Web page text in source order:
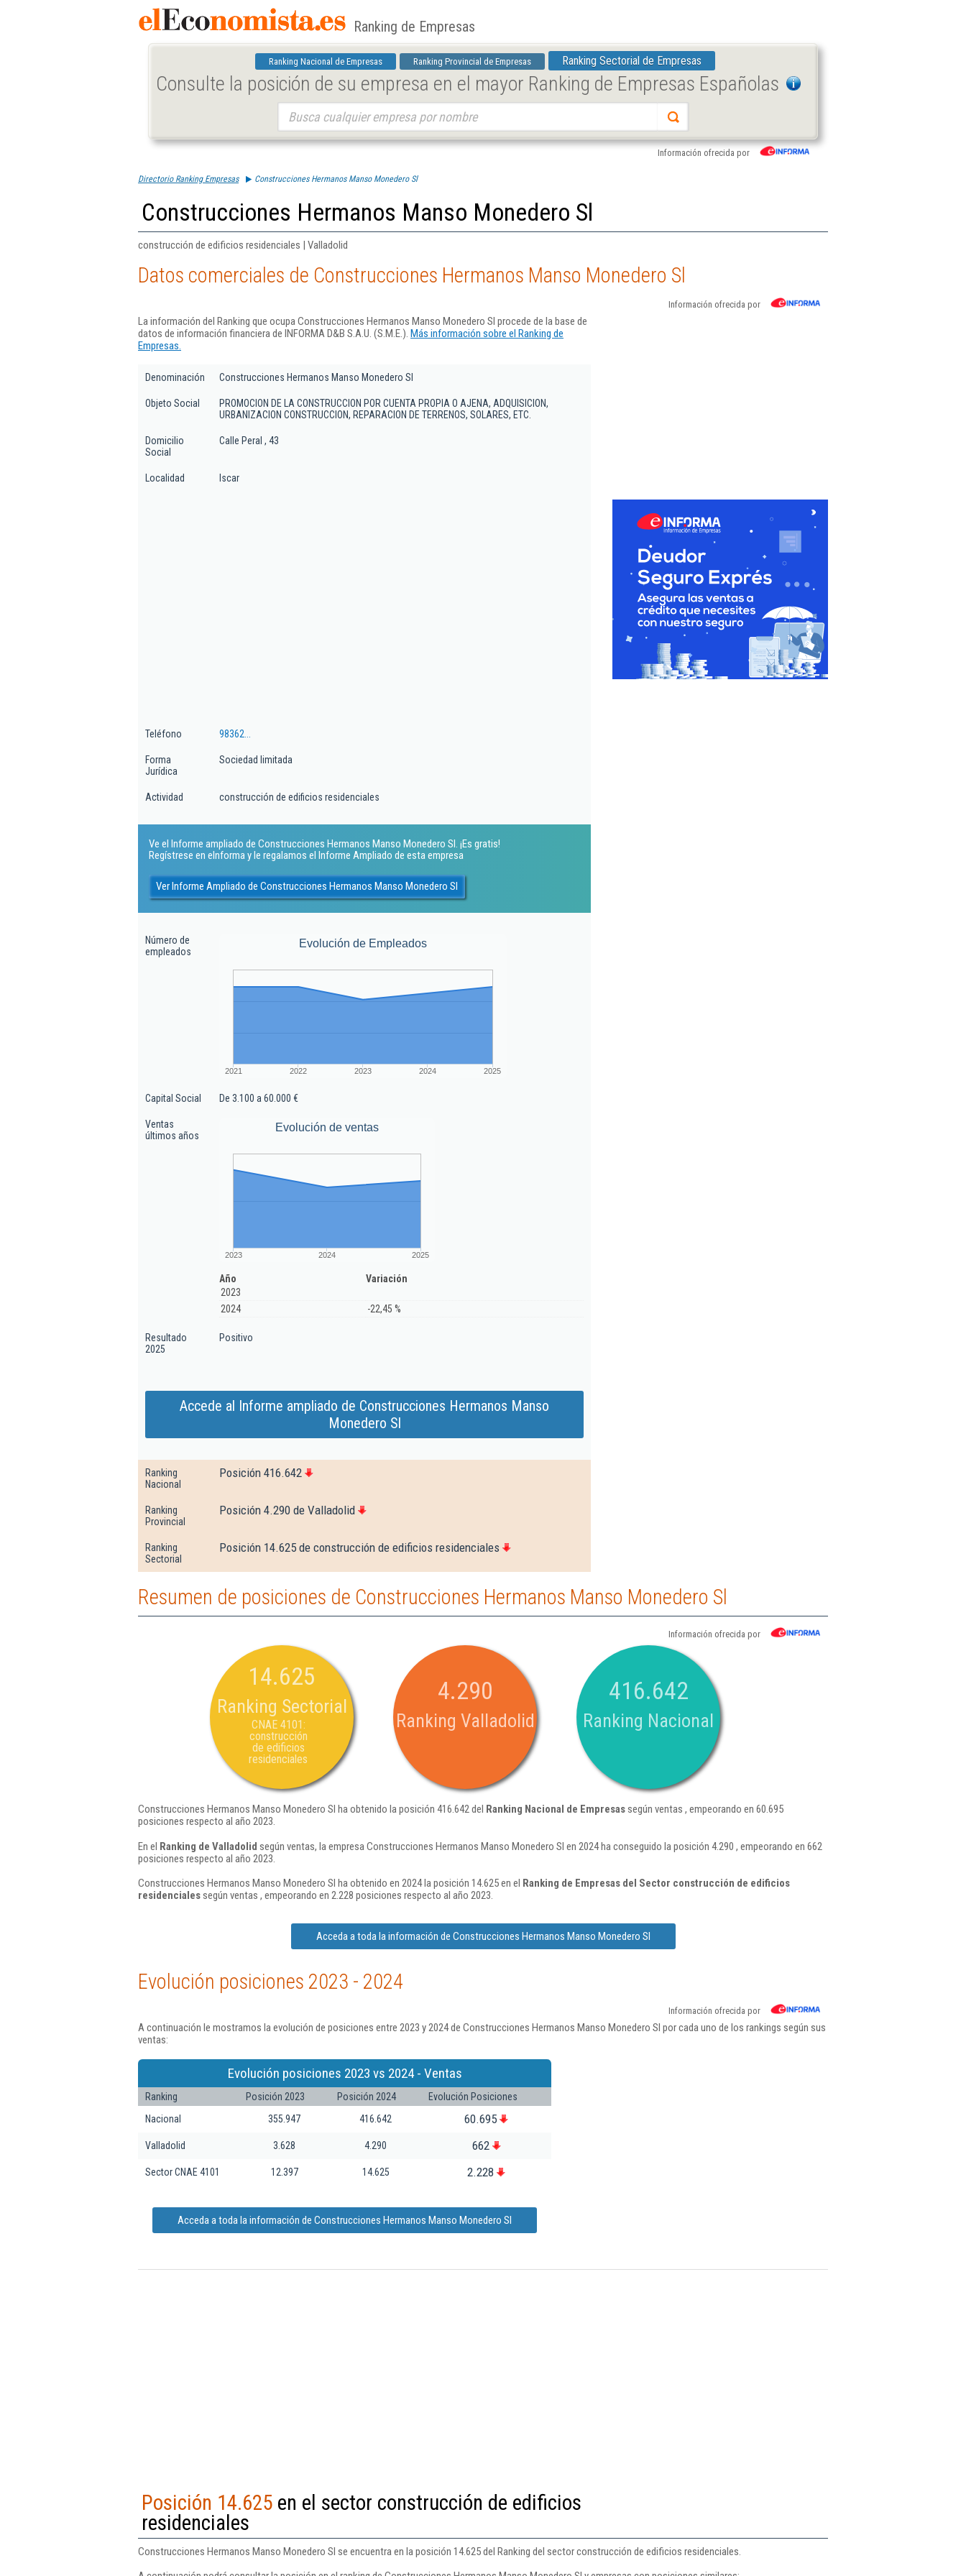
Ranking de Empresas
Ranking Nacional de Empresas Ranking Provincial de Empresas Ranking Sectorial de Empresas
Consulte la posición de su empresa en el mayor Ranking de Empresas Españolas
Información ofrecida por
Directorio Ranking Empresas Construcciones Hermanos Manso Monedero Sl
Construcciones Hermanos Manso Monedero Sl
construcción de edificios residenciales | Valladolid
Datos comerciales de Construcciones Hermanos Manso Monedero Sl
Información ofrecida por
La información del Ranking que ocupa Construcciones Hermanos Manso Monedero Sl procede de la base de
datos de información financiera de INFORMA D&B S.A.U. (S.M.E.). Más información sobre el Ranking de
Empresas.
Denominación Construcciones Hermanos Manso Monedero Sl
Objeto Social
PROMOCION DE LA CONSTRUCCION POR CUENTA PROPIA O AJENA, ADQUISICION,
URBANIZACION CONSTRUCCION, REPARACION DE TERRENOS, SOLARES, ETC.
Domicilio
Social
Calle Peral , 43
Localidad Iscar
Teléfono 98362...
Forma
Jurídica
Sociedad limitada
Actividad construcción de edificios residenciales
Ve el Informe ampliado de Construcciones Hermanos Manso Monedero Sl. ¡Es gratis!
Regístrese en eInforma y le regalamos el Informe Ampliado de esta empresa
Ver Informe Ampliado de Construcciones Hermanos Manso Monedero Sl
Número de
empleados
Evolución de Empleados
2021 2022 2023 2024 2025
Capital Social De 3.100 a 60.000 €
Ventas
últimos años
Evolución de ventas
2023 2024 2025
Año
Variación
2023
2024
-22,45 %
Resultado
2025
Positivo
Accede al Informe ampliado de Construcciones Hermanos Manso
Monedero Sl
Ranking
Nacional
Posición 416.642
Ranking
Provincial
Posición 4.290 de Valladolid
Ranking
Sectorial
Posición 14.625 de construcción de edificios residenciales
Resumen de posiciones de Construcciones Hermanos Manso Monedero Sl
Información ofrecida por
14.625
Ranking Sectorial
CNAE 4101:
construcción
de edificios
residenciales
4.290
Ranking Valladolid
416.642
Ranking Nacional
Construcciones Hermanos Manso Monedero Sl ha obtenido la posición 416.642 del Ranking Nacional de Empresassegún ventas , empeorando en 60.695
posiciones respecto al año 2023.
En el Ranking de Valladolid según ventas, la empresa Construcciones Hermanos Manso Monedero Sl en 2024 ha conseguido la posición 4.290 , empeorando en 662
posiciones respecto al año 2023.
Construcciones Hermanos Manso Monedero Sl ha obtenido en 2024 la posición 14.625 en el Ranking de Empresas del Sector construcción de edificios
residencialessegún ventas , empeorando en 2.228 posiciones respecto al año 2023.
Acceda a toda la información de Construcciones Hermanos Manso Monedero Sl
Evolución posiciones 2023 - 2024
Información ofrecida por
A continuación le mostramos la evolución de posiciones entre 2023 y 2024 de Construcciones Hermanos Manso Monedero Sl por cada uno de los rankings según sus
ventas:
Evolución posiciones 2023 vs 2024 - Ventas
Ranking Posición 2023 Posición 2024
Evolución Posiciones
Nacional
355.947 416.642 60.695
Valladolid 3.628 4.290 662
Sector CNAE 4101 12.397 14.625 2.228
Acceda a toda la información de Construcciones Hermanos Manso Monedero Sl
Posición 14.625 en el sector construcción de edificios
residenciales
Construcciones Hermanos Manso Monedero Sl se encuentra en la posición 14.625 del Ranking del sector construcción de edificios residenciales.